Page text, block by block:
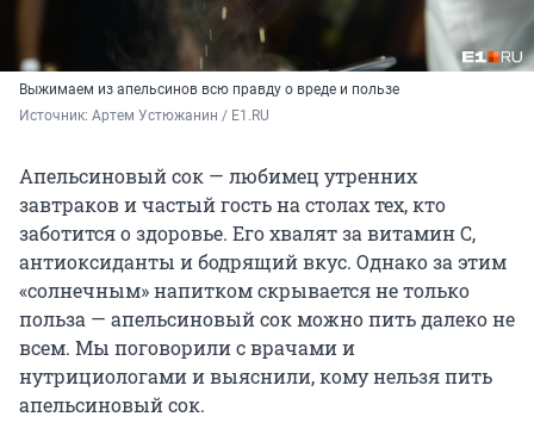
Выжимаем из апельсинов всю правду о вреде и пользе
Источник: Артем Устюжанин / E1.RU
Апельсиновый сок — любимец утренних
завтраков и частый гость на столах тех, кто
заботится о здоровье. Его хвалят за витамин C,
антиоксиданты и бодрящий вкус. Однако за этим
«солнечным» напитком скрывается не только
польза — апельсиновый сок можно пить далеко не
всем. Мы поговорили с врачами и
нутрициологами и выяснили, кому нельзя пить
апельсиновый сок.